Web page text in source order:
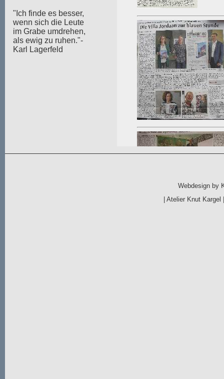
"Ich finde es besser,
wenn sich die Leute
im Grabe umdrehen,
als ewig zu ruhen."-
Karl Lagerfeld
Webdesign by
|Atelier Knut Kargel